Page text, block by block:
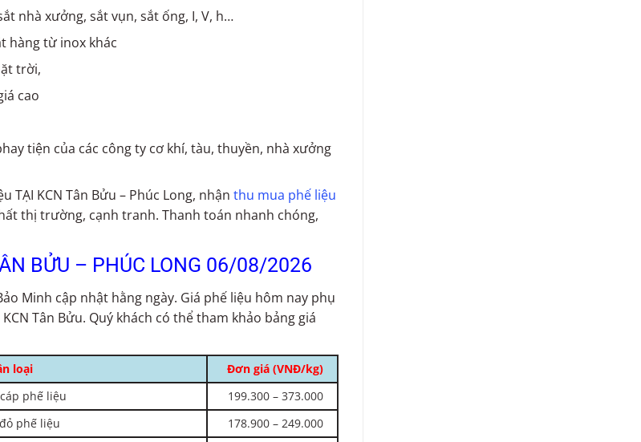
nhà xưởng, sắt vụn, sắt ống, I, V, h…
hàng từ inox khác
trời,
cao
tiện của các công ty cơ khí, tàu, thuyền, nhà xưởng
KCN Tân Bửu – Phúc Long, nhận thu mua phế liệu
thị trường, cạnh tranh. Thanh toán nhanh chóng,
BỬU – PHÚC LONG 06/08/2026
Minh cập nhật hằng ngày. Giá phế liệu hôm nay phụ
Tân Bửu. Quý khách có thể tham khảo bảng giá
loại Đơn giá (VNĐ/kg)
phế liệu
199.300 – 373.000
phế liệu
178.900 – 249.000